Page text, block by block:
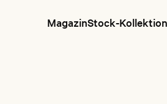
MagazinStock-Kollektion